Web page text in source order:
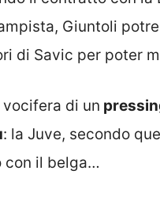
Giuntoli
di Savic per poter
vocifera di un
: la Juve, secondo
con il belga…